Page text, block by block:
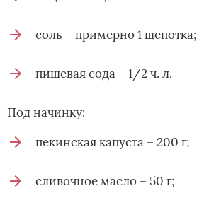
соль – примерно 1 щепотка;
пищевая сода – 1/2 ч. л.
Под начинку:
пекинская капуста – 200 г;
сливочное масло – 50 г;